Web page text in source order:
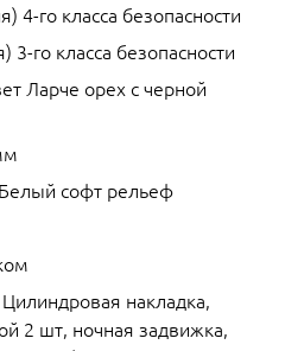
го класса безопасности
го класса безопасности
Ларче орех с черной
софт рельеф
накладка,
2 шт, ночная задвижка,